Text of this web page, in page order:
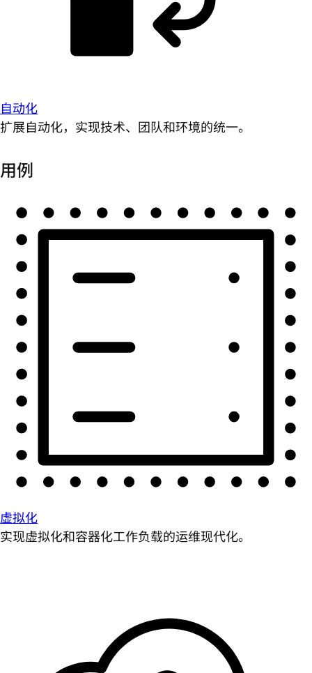
自动化
扩展自动化，实现技术、团队和环境的统一。
用例
虚拟化
实现虚拟化和容器化工作负载的运维现代化。